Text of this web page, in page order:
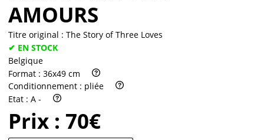
AMOURS
Titre original : The Story of Three Loves
✔ EN STOCK
Belgique
Format : 36x49 cm
Conditionnement : pliée
Etat : A -
Prix : 70€